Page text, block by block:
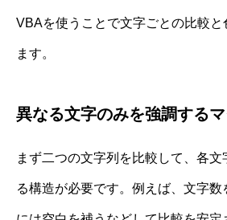
VBAを使うことで文字ごとの比較と
ます。
異なる文字のみを強調する
まず二つの文字列を比較して、各
る構造が必要です。例えば、文字